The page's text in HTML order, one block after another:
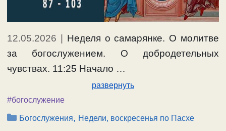
12.05.2026
Неделя о самарянке. О молитве
за богослужением. О добродетельных
чувствах. 11:25 Начало …
развернуть
#богослужение
Рубрики
Богослужения, Недели, воскресенья по Пасхе